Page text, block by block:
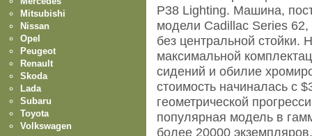
P38 Lighting. Машина,
модели Cadillac Series
без центральной стойки.
максимальной
сидений и обилие
стоимость начиналась c
геометрической
популярная модель в
более 20000
Mitsubishi
Nissan
Opel
Peugeot
Renault
Skoda
Lada
Subaru
Toyota
Volkswagen